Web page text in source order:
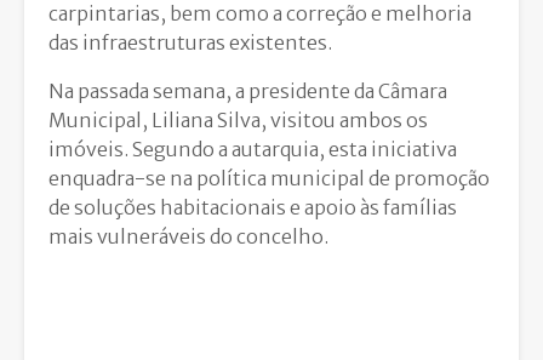
carpintarias, bem como a correção e melhoria
das infraestruturas existentes.
Na passada semana, a presidente da Câmara
Municipal, Liliana Silva, visitou ambos os
imóveis. Segundo a autarquia, esta iniciativa
enquadra-se na política municipal de promoção
de soluções habitacionais e apoio às famílias
mais vulneráveis do concelho.